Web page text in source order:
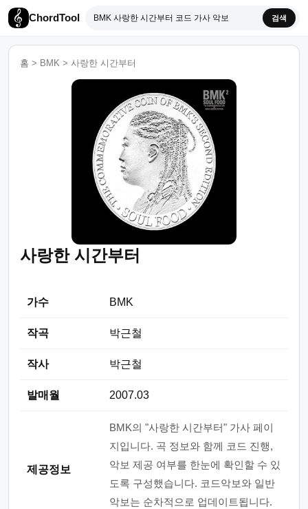
ChordTool 검색
홈 > BMK > 사랑한 시간부터
사랑한 시간부터
가수 BMK
작곡 박근철
작사 박근철
발매월 2007.03
제공정보
BMK의 "사랑한 시간부터" 가사 페이
지입니다. 곡 정보와 함께 코드 진행,
악보 제공 여부를 한눈에 확인할 수 있
도록 구성했습니다. 코드악보와 일반
악보는 순차적으로 업데이트됩니다.